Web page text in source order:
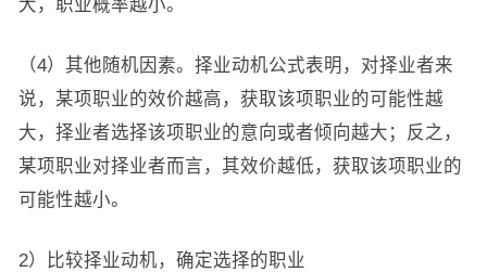
大，职业概率越小。
（4）其他随机因素。择业动机公式表明，对择业者来
说，某项职业的效价越高，获取该项职业的可能性越
大，择业者选择该项职业的意向或者倾向越大；反之，
某项职业对择业者而言，其效价越低，获取该项职业的
可能性越小。
2）比较择业动机，确定选择的职业